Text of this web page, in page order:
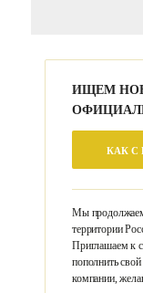
ИЩЕМ
КАК С
Мы продолжаем
территории
Приглашаем к
пополнить
компании,